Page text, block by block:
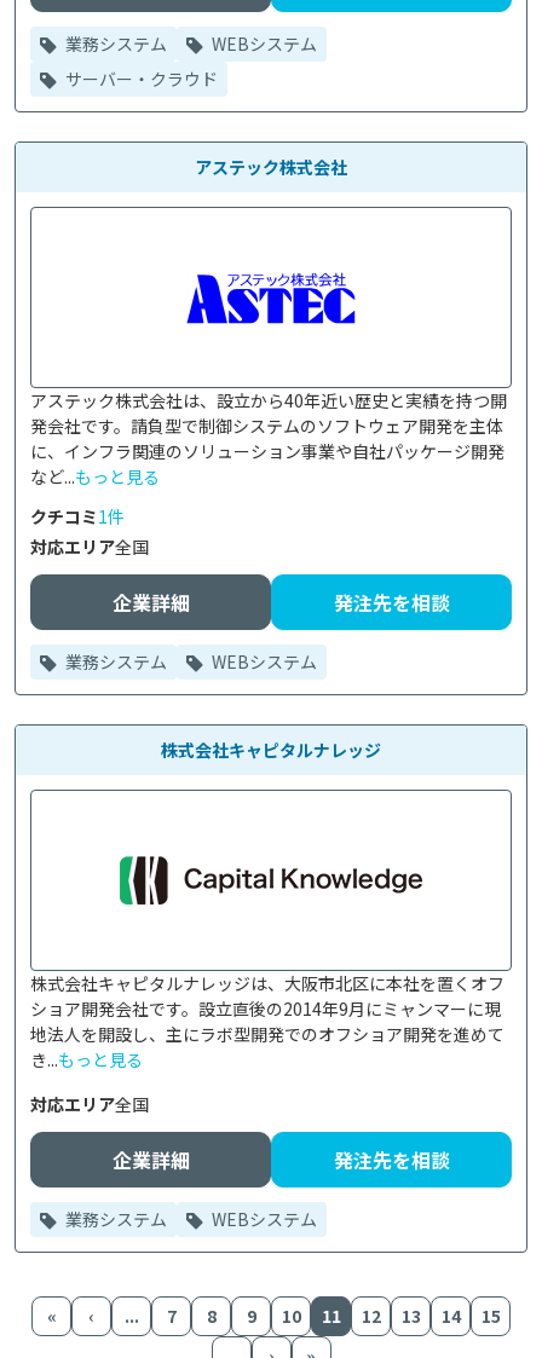
業務システム
WEBシステム
サーバー・クラウド
アステック株式会社
アステック株式会社は、設立から40年近い歴史と実績を持つ開
発会社です。請負型で制御システムのソフトウェア開発を主体
に、インフラ関連のソリューション事業や自社パッケージ開発
など...もっと見る
クチコミ1件
対応エリア全国
企業詳細 発注先を相談
業務システム WEBシステム
株式会社キャピタルナレッジ
株式会社キャピタルナレッジは、大阪市北区に本社を置くオフ
ショア開発会社です。設立直後の2014年9月にミャンマーに現
地法人を開設し、主にラボ型開発でのオフショア開発を進めて
き...もっと見る
対応エリア全国
企業詳細 発注先を相談
業務システム WEBシステム
« ‹ ... 7 8 9 10 11 12 13 14
15